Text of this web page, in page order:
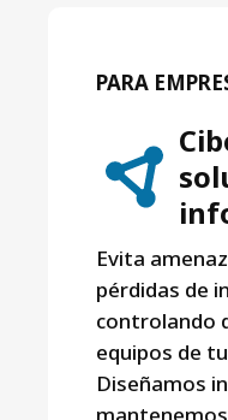
PARA
Evita
pérdidas de
controlando
equipos de
Diseñamos